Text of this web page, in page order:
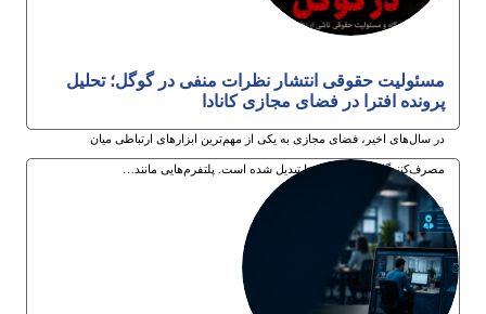
مسئولیت حقوقی انتشار نظرات منفی در گوگل؛ تحلیل
پرونده افترا در فضای مجازی کانادا
در سال‌های اخیر، فضای مجازی به یکی از مهم‌ترین ابزارهای ارتباطی میان
مصرف‌کنندگان و کسب‌وکارها تبدیل شده است. پلتفرم‌هایی مانند…
30ام تیر 1405